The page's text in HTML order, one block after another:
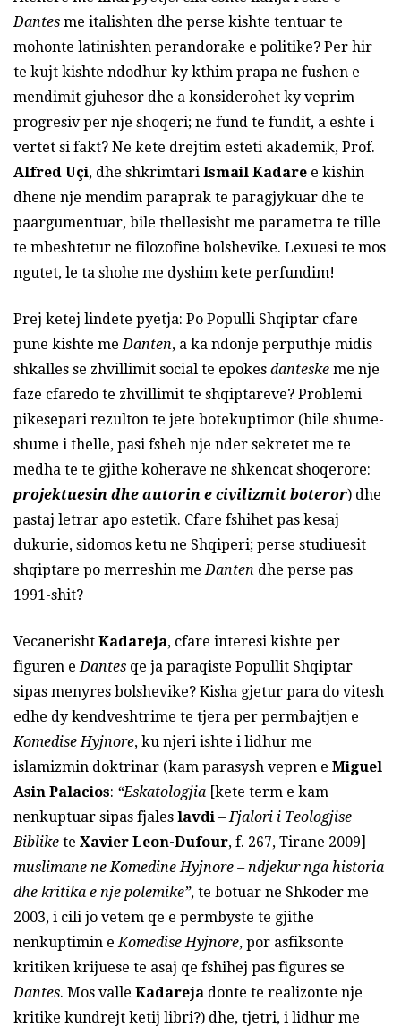
Dantes me italishten dhe perse kishte tentuar te
mohonte latinishten perandorake e politike? Per hir
te kujt kishte ndodhur ky kthim prapa ne fushen e
mendimit gjuhesor dhe a konsiderohet ky veprim
progresiv per nje shoqeri; ne fund te fundit, a eshte i
vertet si fakt? Ne kete drejtim esteti akademik, Prof.
Alfred Uçi, dhe shkrimtari Ismail Kadare e kishin
dhene nje mendim paraprak te paragjykuar dhe te
paargumentuar, bile thellesisht me parametra te tille
te mbeshtetur ne filozofine bolshevike. Lexuesi te mos
ngutet, le ta shohe me dyshim kete perfundim!
Prej ketej lindete pyetja: Po Populli Shqiptar cfare
pune kishte me Danten, a ka ndonje perputhje midis
shkalles se zhvillimit social te epokes danteske me nje
faze cfaredo te zhvillimit te shqiptareve? Problemi
pikesepari rezulton te jete botekuptimor (bile shume-
shume i thelle, pasi fsheh nje nder sekretet me te
medha te te gjithe koherave ne shkencat shoqerore:
projektuesin dhe autorin e civilizmit boteror) dhe
pastaj letrar apo estetik. Cfare fshihet pas kesaj
dukurie, sidomos ketu ne Shqiperi; perse studiuesit
shqiptare po merreshin me Danten dhe perse pas
1991-shit?
Vecanerisht Kadareja, cfare interesi kishte per
figuren e Dantes qe ja paraqiste Popullit Shqiptar
sipas menyres bolshevike? Kisha gjetur para do vitesh
edhe dy kendveshtrime te tjera per permbajtjen e
Komedise Hyjnore, ku njeri ishte i lidhur me
islamizmin doktrinar (kam parasysh vepren e Miguel
Asin Palacios: “Eskatologjia [kete term e kam
nenkuptuar sipas fjales lavdi – Fjalori i Teologjise
Biblike te Xavier Leon-Dufour, f. 267, Tirane 2009]
muslimane ne Komedine Hyjnore – ndjekur nga historia
dhe kritika e nje polemike”, te botuar ne Shkoder me
2003, i cili jo vetem qe e permbyste te gjithe
nenkuptimin e Komedise Hyjnore, por asfiksonte
kritiken krijuese te asaj qe fshihej pas figures se
Dantes. Mos valle Kadareja donte te realizonte nje
kritike kundrejt ketij libri?) dhe, tjetri, i lidhur me